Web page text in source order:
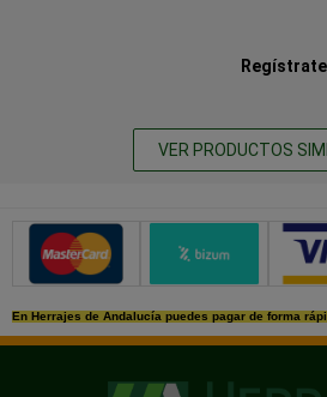
VER PRODUCTOS
Métodos de pago
En Herrajes de Andalucía puedes pagar de forma